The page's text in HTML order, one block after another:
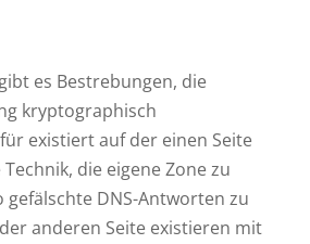
es Bestrebungen, die
kryptographisch
existiert auf der einen Seite
die eigene Zone zu
gefälschte DNS-Antworten zu
anderen Seite existieren mit